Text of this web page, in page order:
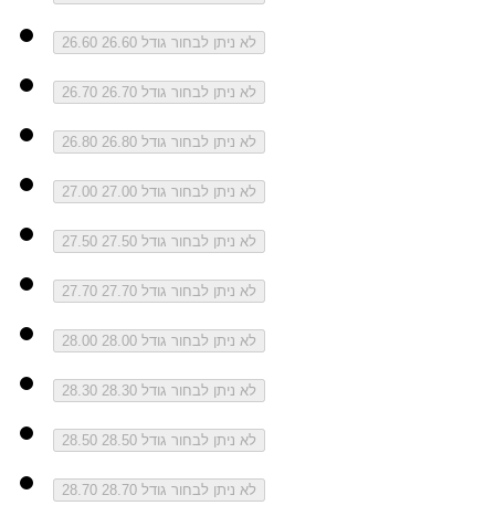
26.60 לא ניתן לבחור גודל 26.60
26.70 לא ניתן לבחור גודל 26.70
26.80 לא ניתן לבחור גודל 26.80
27.00 לא ניתן לבחור גודל 27.00
27.50 לא ניתן לבחור גודל 27.50
27.70 לא ניתן לבחור גודל 27.70
28.00 לא ניתן לבחור גודל 28.00
28.30 לא ניתן לבחור גודל 28.30
28.50 לא ניתן לבחור גודל 28.50
28.70 לא ניתן לבחור גודל 28.70